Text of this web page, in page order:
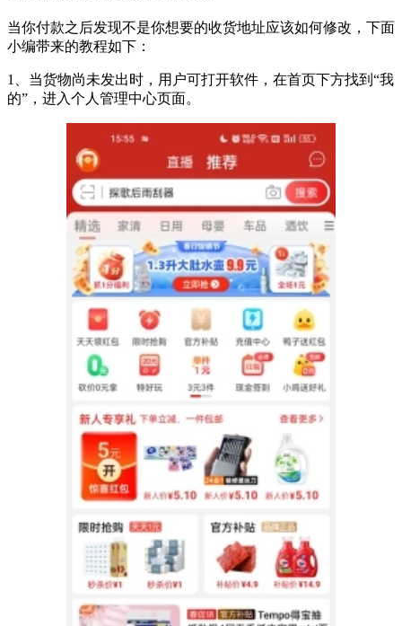
当你付款之后发现不是你想要的收货地址应该如何修改，下面
小编带来的教程如下：
1、当货物尚未发出时，用户可打开软件，在首页下方找到“我
的”，进入个人管理中心页面。